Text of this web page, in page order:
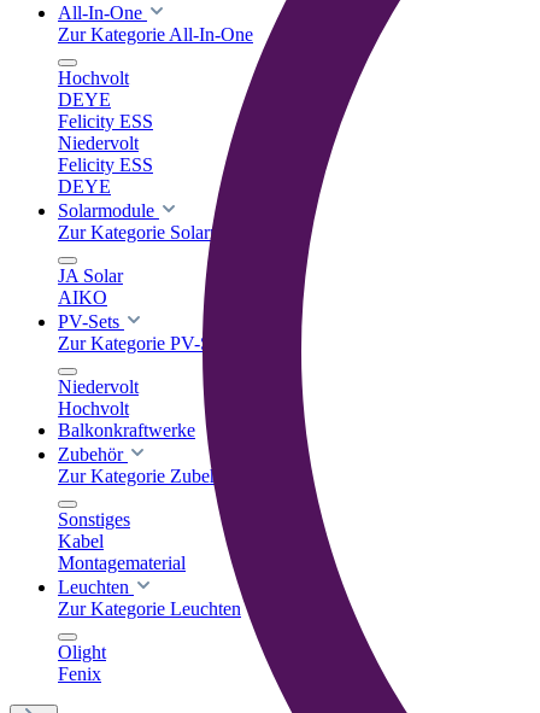
All-In-One
Zur Kategorie All-In-One
Hochvolt
DEYE
Felicity ESS
Niedervolt
Felicity ESS
DEYE
Solarmodule
Zur Kategorie Solarmodule
JA Solar
AIKO
PV-Sets
Zur Kategorie PV-Sets
Niedervolt
Hochvolt
Balkonkraftwerke
Zubehör
Zur Kategorie Zubehör
Sonstiges
Kabel
Montagematerial
Leuchten
Zur Kategorie Leuchten
Olight
Fenix